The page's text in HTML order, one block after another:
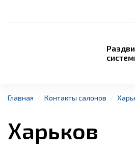
Главная Контакты салонов
Харьков